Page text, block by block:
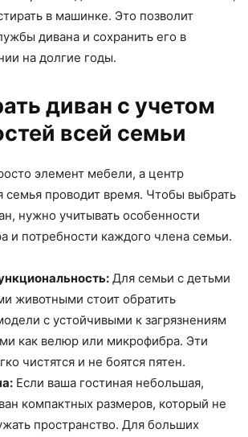
в машинке. Это позволит
дивана и сохранить его в
на долгие годы.
диван с учетом
всей семьи
элемент мебели, а центр
семья проводит время. Чтобы выбрать
нужно учитывать особенности
и потребности каждого члена семьи.
Для семьи с детьми
животными стоит обратить
с устойчивыми к загрязнениям
как велюр или микрофибра. Эти
чистятся и не боятся пятен.
Если ваша гостиная небольшая,
компактных размеров, который не
пространство. Для больших